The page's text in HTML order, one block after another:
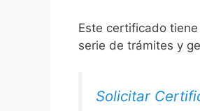
Este certificado
serie de trámites y
Solicitar